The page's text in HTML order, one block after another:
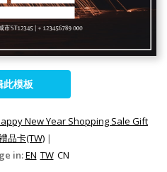
此模板
New Year Shopping Sale Gift
品卡(TW) |
in:EN TW CN